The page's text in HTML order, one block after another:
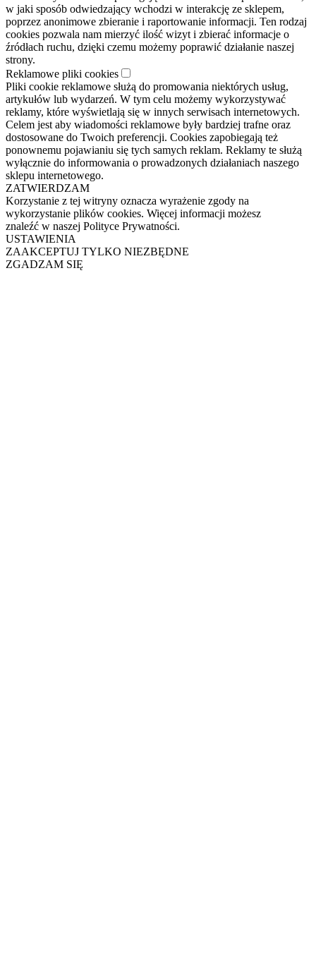
w jaki sposób odwiedzający wchodzi w interakcję ze sklepem,
poprzez anonimowe zbieranie i raportowanie informacji. Ten rodzaj
cookies pozwala nam mierzyć ilość wizyt i zbierać informacje o
źródłach ruchu, dzięki czemu możemy poprawić działanie naszej
strony.
Reklamowe pliki cookies
Pliki cookie reklamowe służą do promowania niektórych usług,
artykułów lub wydarzeń. W tym celu możemy wykorzystywać
reklamy, które wyświetlają się w innych serwisach internetowych.
Celem jest aby wiadomości reklamowe były bardziej trafne oraz
dostosowane do Twoich preferencji. Cookies zapobiegają też
ponownemu pojawianiu się tych samych reklam. Reklamy te służą
wyłącznie do informowania o prowadzonych działaniach naszego
sklepu internetowego.
ZATWIERDZAM
Korzystanie z tej witryny oznacza wyrażenie zgody na
wykorzystanie plików cookies. Więcej informacji możesz
znaleźć w naszej Polityce Prywatności.
USTAWIENIA
ZAAKCEPTUJ TYLKO NIEZBĘDNE
ZGADZAM SIĘ